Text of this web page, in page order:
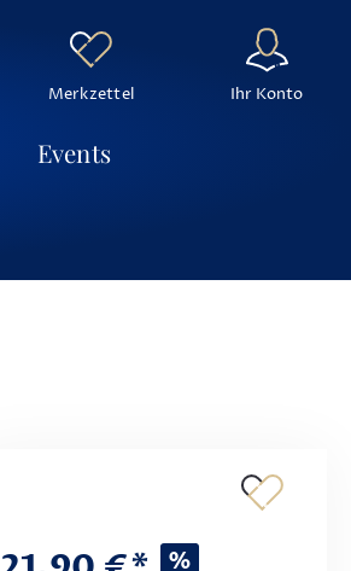
Events
Merkzettel Ihr Konto
%